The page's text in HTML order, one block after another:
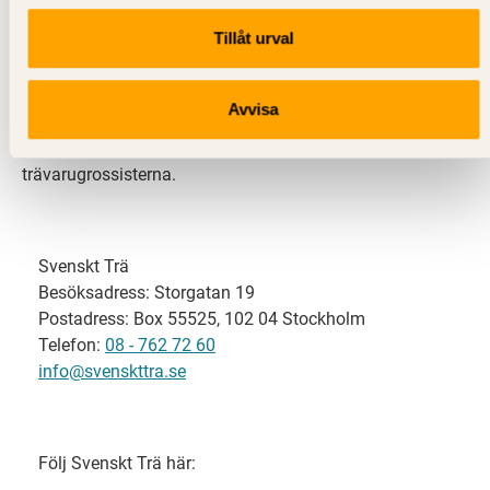
Tillåt urval
Avvisa
Svenskt Trä representerar svensk sågverksindustri
och är en del av branschorganisationen
svensk limträ-, KL-trä- och förpackningsindustri samt
trävarugrossisterna.
Svenskt Trä
Besöksadress: Storgatan 19
Postadress: Box 55525, 102 04 Stockholm
Telefon: 08 - 762 72 60
info@svenskttra.se
Följ Svenskt Trä här: